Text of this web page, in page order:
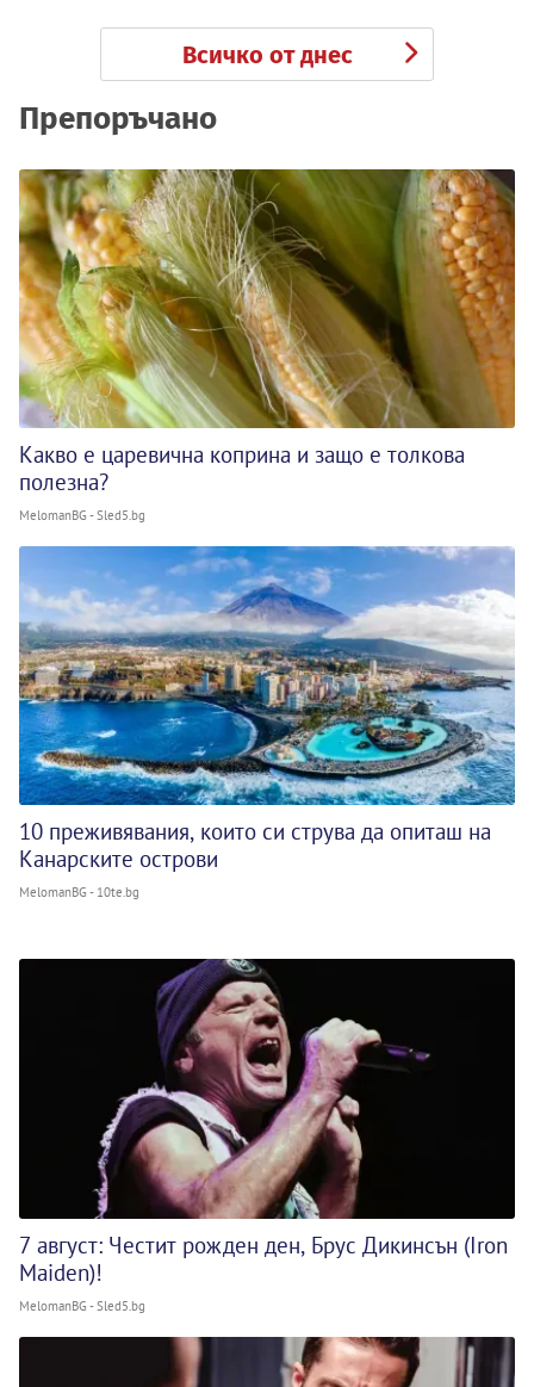
Всичко от днес
Препоръчано
Какво е царевична коприна и защо е толкова
полезна?
MelomanBG - Sled5.bg
10 преживявания, които си струва да опиташ на
Канарските острови
MelomanBG - 10te.bg
7 август: Честит рожден ден, Брус Дикинсън (Iron
Maiden)!
MelomanBG - Sled5.bg